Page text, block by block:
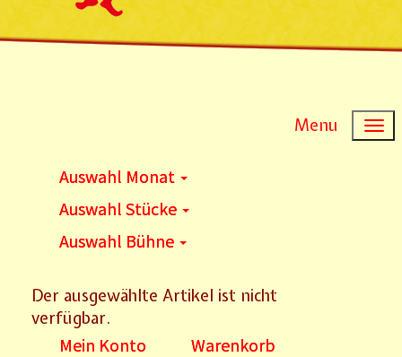
Menu
Auswahl Monat
Auswahl Stücke
Auswahl Bühne
Der ausgewählte Artikel ist nicht
verfügbar.
Mein Konto
Warenkorb